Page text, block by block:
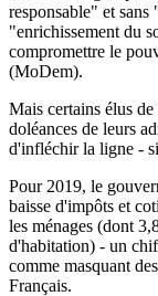
responsable" et
"enrichissement du
compromettre le
(MoDem).
Mais certains élus
doléances de leurs
d'infléchir la ligne -
Pour 2019, le
baisse d'impôts et
les ménages (dont
d'habitation) - un
comme masquant
Français.